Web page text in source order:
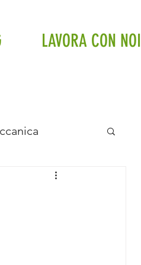
LAVORA CON NOI
a pavimento